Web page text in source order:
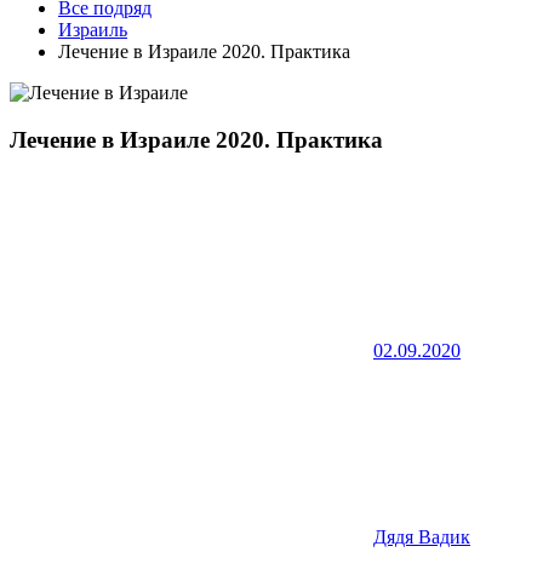
Все подряд
Израиль
Лечение в Израиле 2020. Практика
Лечение в Израиле 2020. Практика
02.09.2020
Дядя Вадик